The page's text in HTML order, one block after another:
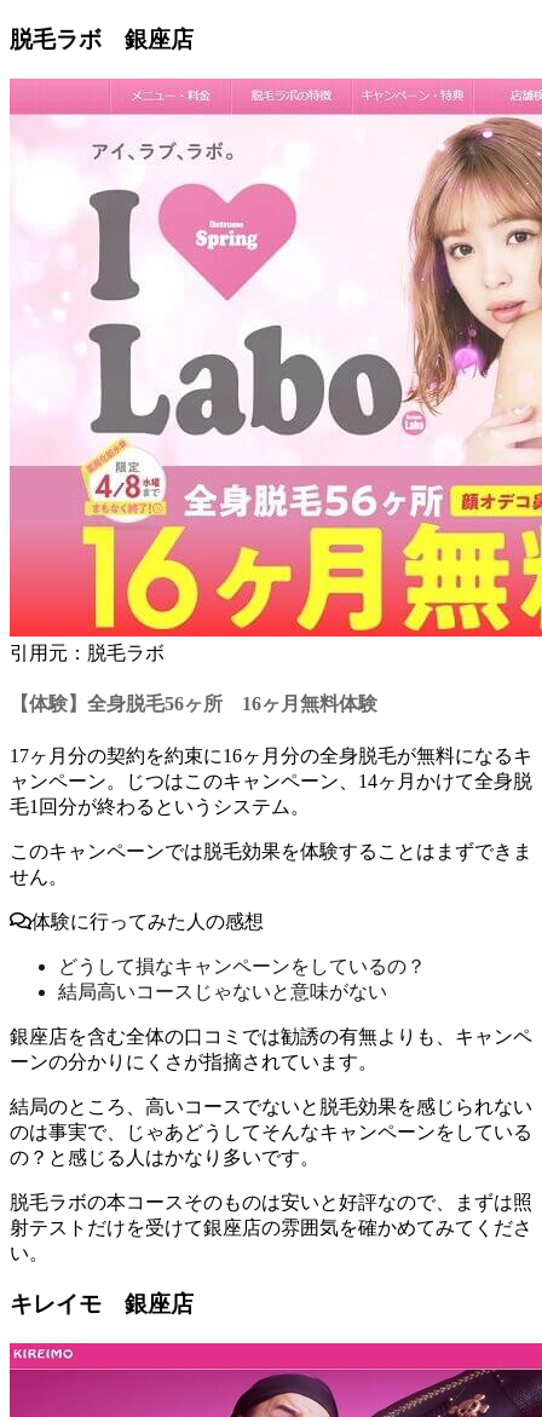
脱毛ラボ 銀座店
引用元：脱毛ラボ
【体験】全身脱毛56ヶ所 16ヶ月無料体験
17ヶ月分の契約を約束に16ヶ月分の全身脱毛が無料になるキ
ャンペーン。じつはこのキャンペーン、14ヶ月かけて全身脱
毛1回分が終わるというシステム。
このキャンペーンでは脱毛効果を体験することはまずできま
せん。
体験に行ってみた人の感想
どうして損なキャンペーンをしているの？
結局高いコースじゃないと意味がない
銀座店を含む全体の口コミでは勧誘の有無よりも、キャンペ
ーンの分かりにくさが指摘されています。
結局のところ、高いコースでないと脱毛効果を感じられない
のは事実で、じゃあどうしてそんなキャンペーンをしている
の？と感じる人はかなり多いです。
脱毛ラボの本コースそのものは安いと好評なので、まずは照
射テストだけを受けて銀座店の雰囲気を確かめてみてくださ
い。
キレイモ 銀座店